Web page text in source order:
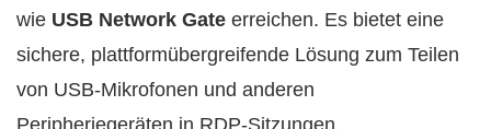
wie USB Network Gate erreichen. Es bietet eine
sichere, plattformübergreifende Lösung zum Teilen
von USB-Mikrofonen und anderen
Peripheriegeräten in RDP-Sitzungen.